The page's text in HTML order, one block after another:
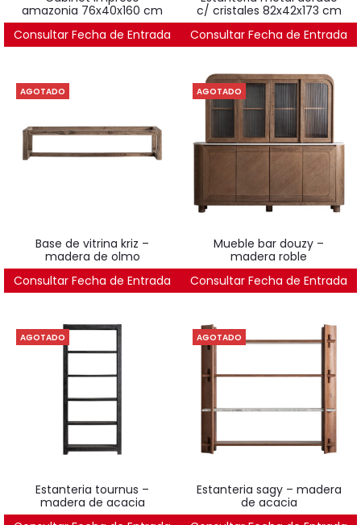
amazonia 76x40x160 cm
2.251€
Consultar Fecha de Entrada
c/ cristales 82x42x173 cm
996€
Consultar Fecha de Entrada
AGOTADO
base de vitrina kriz –
madera de olmo
121€
Consultar Fecha de Entrada
AGOTADO
mueble bar douzy –
madera roble
4.780€
Consultar Fecha de Entrada
AGOTADO
estanteria tournus –
madera de acacia
AGOTADO
estanteria sagy – madera
de acacia